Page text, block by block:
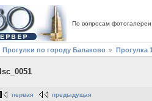
По вопросам
Прогулки по городу Балаково Прогулка
первая предыдущая